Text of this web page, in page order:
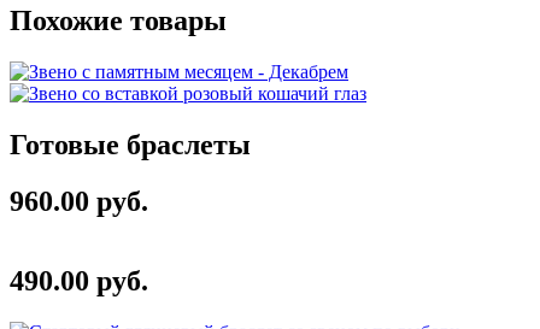
Похожие товары
Готовые браслеты
960.00 руб.
490.00 руб.